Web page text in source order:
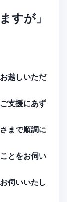
すが」
越しいただ
支援にあず
まで順調に
とをお伺い
伺いいたし